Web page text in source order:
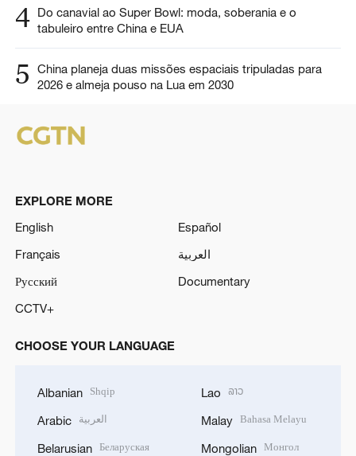
4 Do canavial ao Super Bowl: moda, soberania e o
tabuleiro entre China e EUA
5
China planeja duas missões espaciais tripuladas para
2026 e almeja pouso na Lua em 2030
EXPLORE MORE
English
Español
Français
العربية
Русский
Documentary
CCTV+
CHOOSE YOUR LANGUAGE
Albanian Shqip
Arabic العربية
Belarusian Беларуская
Lao ລາວ
Malay Bahasa Melayu
Mongolian Монгол